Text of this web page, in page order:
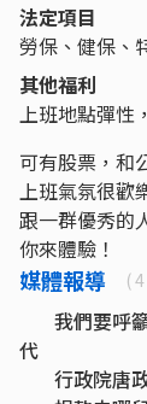
法定項目
勞保、健保、
其他福利
上班地點彈性
可有股票，和
上班氣氛很歡
跟一群優秀的
你來體驗！
媒體報導 (
我們要呼
代
行政院唐